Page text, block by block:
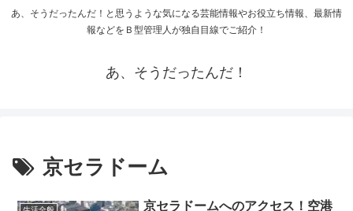
あ、そうだったんだ！と思うような気になる芸能情報やお役立ち情報、最新情
報などをＢ型管理人が独自目線でご紹介！
あ、そうだったんだ！
京セラドーム
京セラドームへのアクセス！空港